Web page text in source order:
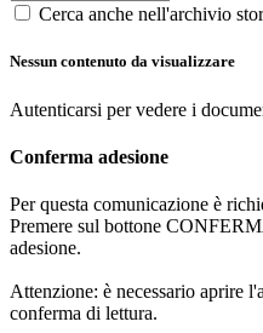
Cerca anche nell'archivio
Nessun contenuto da visualizzare
Autenticarsi per vedere i
Conferma adesione
Per questa comunicazione è
Premere sul bottone
adesione.
Attenzione: è necessario aprire
conferma di lettura.